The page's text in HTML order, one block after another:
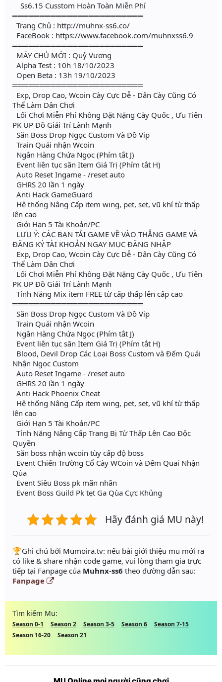
Ss6.15 Cusstom Hoàn Toàn Miễn Phí
════════════════════════
Trang Chủ : http://muhnx-ss6.co/
FaceBook : https://www.facebook.com/muhnxss6.9
════════════════════════
MÁY CHỦ MỚI : Quỷ Vương
Alpha Test : 10h 18/10/2023
Open Beta : 13h 19/10/2023
════════════════════════
Exp, Drop Cao, Wcoin Cày Cực Dễ - Dân Cày Cũng Có
Thể Làm Dân Chơi
Lối Chơi Miễn Phí Không Đặt Nặng Cày Quốc , Ưu Tiên
PK UP Đồ Giải Trí Lành Mạnh
Săn Boss Drop Ngọc Custom Và Đồ Vip
Train Quái nhận Wcoin
Ngân Hàng Chứa Ngọc (Phím tắt J)
Event liên tục săn Item Giá Trị (Phím tắt H)
Auto Reset Ingame - /reset auto
GHRS 20 lần 1 ngày
Anti Hack GameGuard
Hệ thống Nâng Cấp item wing, pet, set, vũ khí từ thấp
lên cao
Giới Hạn 5 Tài Khoản/PC
LƯU Ý: CÁC BẠN TẢI GAME VỀ VÀO THẲNG GAME VÀ
ĐĂNG KÝ TÀI KHOẢN NGAY MỤC ĐĂNG NHẬP
Exp, Drop Cao, Wcoin Cày Cực Dễ - Dân Cày Cũng Có
Thể Làm Dân Chơi
Lối Chơi Miễn Phí Không Đặt Nặng Cày Quốc , Ưu Tiên
PK UP Đồ Giải Trí Lành Mạnh
Tính Năng Mix item FREE từ cấp thấp lên cấp cao
════════════════════════
Săn Boss Drop Ngọc Custom Và Đồ Vip
Train Quái nhận Wcoin
Ngân Hàng Chứa Ngọc (Phím tắt J)
Event liên tục săn Item Giá Trị (Phím tắt H)
Blood, Devil Drop Các Loại Boss Custom và Đếm Quái
Nhận Ngọc Custom
Auto Reset Ingame - /reset auto
GHRS 20 lần 1 ngày
Anti Hack Phoenix Cheat
Hệ thống Nâng Cấp item wing, pet, set, vũ khí từ thấp
lên cao
Giới Hạn 5 Tài Khoản/PC
Tính Năng Nâng Cấp Trang Bị Từ Thấp Lên Cao Độc
Quyền
Săn boss nhận wcoin tùy cấp độ boss
Event Chiến Trường Cổ Cày WCoin và Đếm Quai Nhận
Qùa
Event Siêu Boss pk mãn nhãn
Event Boss Guild Pk tẹt Ga Qùa Cực Khủng
Hãy đánh giá MU này!
️🏆Ghi chú bởi Mumoira.tv: nếu bài giới thiệu mu mới ra
có like & share nhận code game, vui lòng tham gia trực
tiếp tại Fanpage của Muhnx-ss6 theo đường dẫn sau:
Fanpage
Tìm kiếm Mu:
Season 0-1 Season 2 Season 3-5 Season 6
Season 7-15
Season 16-20
Season 21